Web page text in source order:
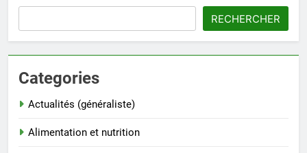
RECHERCHER
Categories
Actualités (généraliste)
Alimentation et nutrition